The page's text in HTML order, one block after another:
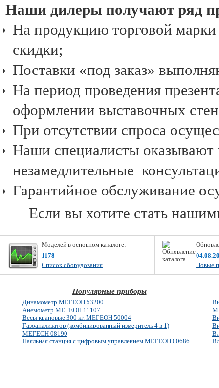
Наши дилеры получают ряд
На продукцию торговой
скидки;
Поставки «под заказ»
На период проведения
оформлении выставочных
При отсутствии спроса
Наши специалисты
незамедлительные
Гарантийное обслуживание
Если вы хотите стать
Моделей в основном каталоге:
1178
Список оборудования
Новые
Популярные приборы
Динамометр МЕГЕОН 53200
Анемометр МЕГЕОН 11107
Весы крановые 300 кг. МЕГЕОН 50004
Газоанализатор (комбинированный измеритель 4 в 1)
МЕГЕОН 08190
Паяльная станция с цифровым управлением МЕГЕОН 00686